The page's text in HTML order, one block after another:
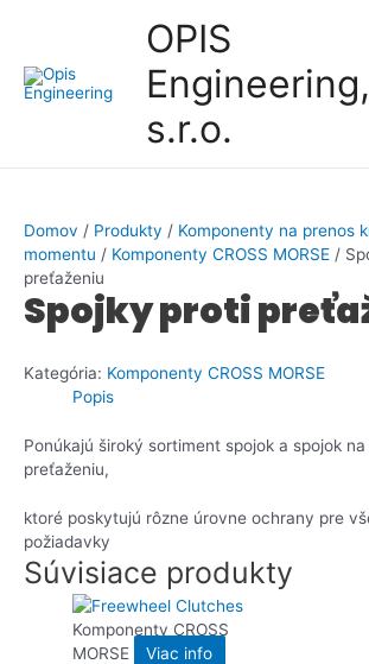
OPIS
Engineering,
s.r.o.
Domov / Produkty / Komponenty na prenos
momentu / Komponenty CROSS MORSE /
preťaženiu
Spojky proti
Kategória: Komponenty CROSS MORSE
Popis
Ponúkajú široký sortiment spojok a spojok
preťaženiu,
ktoré poskytujú rôzne úrovne ochrany pre
požiadavky
Súvisiace produkty
Komponenty CROSS
MORSE
Viac info